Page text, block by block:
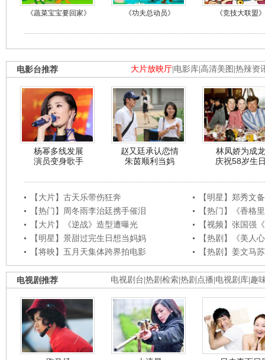
《蔬菜宝宝要回家》 《功夫总动员》 《竞技大联盟》
大片放映厅 电影库 高清美图 热辣资
电影台推荐
杨幂多线发展
演员变身歌手
赵又廷承认恋情
朱茵顺利当妈
林凤娇为成龙
庆祝58岁生
【大片】古天乐带伤狂奔
【明星】郑秀文
【热门】周冬雨李治廷携手催泪
【热门】《香格
【大片】《逆战》造型遭曝光
【视频】张国强
【明星】景甜过完生日想当妈妈
【热剧】《美人
【将映】五月天集体跨界拍电影
【热剧】姜文马
电视剧台 热剧检索 热剧点播 电视剧库 趣
电视剧推荐